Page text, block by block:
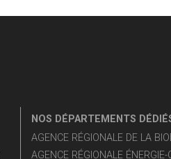
NOS DÉPARTEMENTS
AGENCE RÉGIONALE DE LA
AGENCE RÉGIONALE